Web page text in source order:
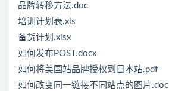
品牌转移方法.doc
培训计划表.xls
备货计划.xlsx
如何发布POST.docx
如何将美国站品牌授权到日本站.pdf
如何改变同一链接不同站点的图片.doc